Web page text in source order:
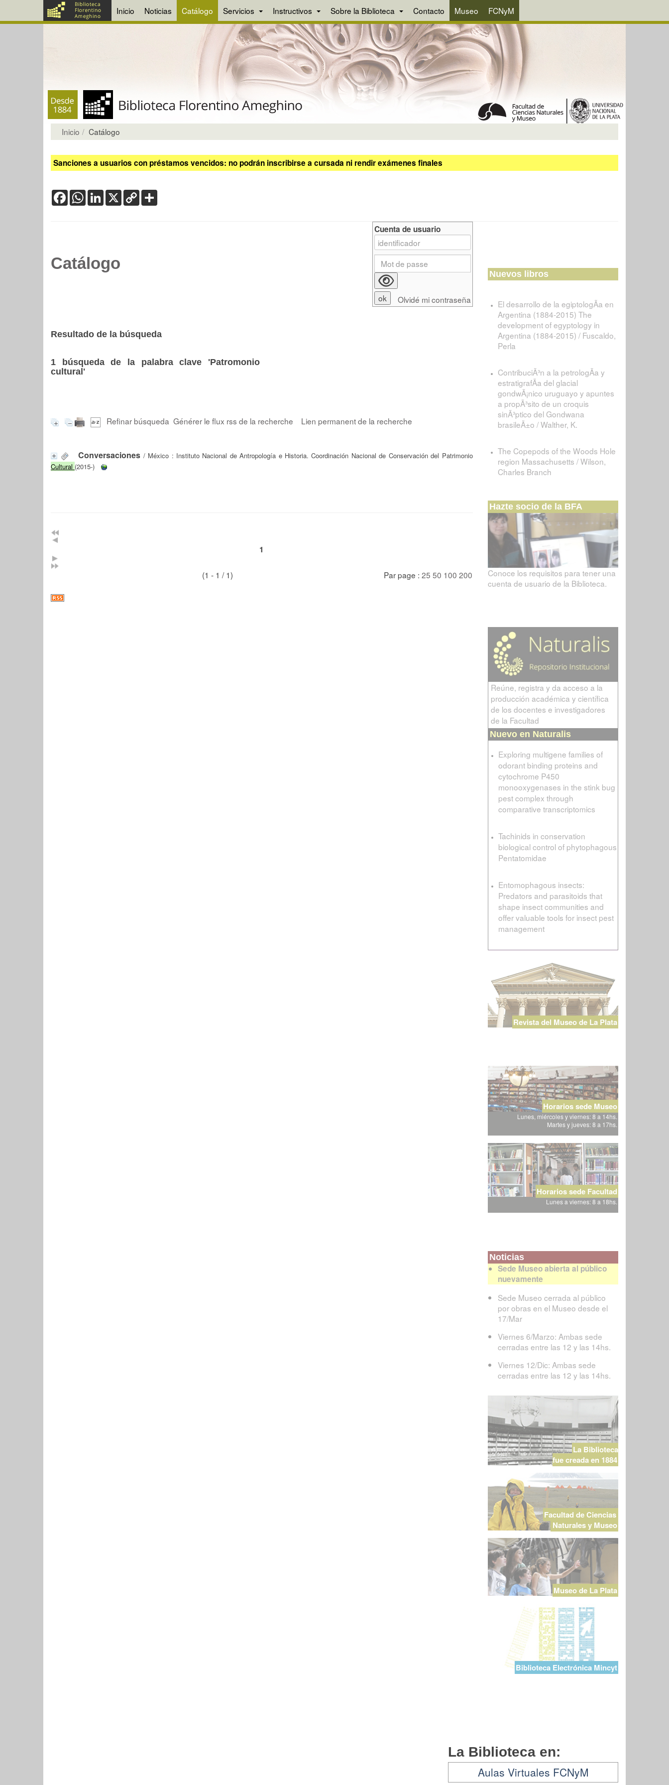
Inicio Noticias Catálogo Servicios Instructivos Sobre la Biblioteca Contacto Museo FCNyM
Inicio Catálogo
Sanciones a usuarios con préstamos vencidos: no podrán inscribirse a cursada ni rendir exámenes finales
FacebookWhatsApp
LinkedIn
X Copy
Link
Catálogo
Resultado de la búsqueda
1 búsqueda de la palabra clave 'Patromonio
cultural'
Refinar búsqueda Générer le flux rss de la recherche Lien permanent de la recherche
Conversaciones / México : Instituto Nacional de Antropología e Historia. Coordinación Nacional de Conservación del Patrimonio
Cultural (2015-)
1
(1 - 1 / 1) Par page : 25 50 100 200
Cuenta de usuario
Olvidé mi contraseña
Nuevos libros
El desarrollo de la egiptologÃ­a en
Argentina (1884-2015) The
development of egyptology in
Argentina (1884-2015) / Fuscaldo,
Perla
ContribuciÃ³n a la petrologÃ­a y
estratigrafÃ­a del glacial
gondwÃ¡nico uruguayo y apuntes
a propÃ³sito de un croquis
sinÃ³ptico del Gondwana
brasileÃ±o / Walther, K.
The Copepods of the Woods Hole
region Massachusetts / Wilson,
Charles Branch
Hazte socio de la BFA
Conoce los requisitos para tener una
cuenta de usuario de la Biblioteca.
Reúne, registra y da acceso a la
producción académica y científica
de los docentes e investigadores
de la Facultad
Nuevo en Naturalis
Exploring multigene families of
odorant binding proteins and
cytochrome P450
monooxygenases in the stink bug
pest complex through
comparative transcriptomics
Tachinids in conservation
biological control of phytophagous
Pentatomidae
Entomophagous insects:
Predators and parasitoids that
shape insect communities and
offer valuable tools for insect pest
management
Revista del Museo de La Plata
Horarios sede Museo
Lunes, miércoles y viernes: 8 a 14hs.
Martes y jueves: 8 a 17hs.
Horarios sede Facultad
Lunes a viernes: 8 a 18hs.
Noticias
Sede Museo abierta al público
nuevamente
Sede Museo cerrada al público
por obras en el Museo desde el
17/Mar
Viernes 6/Marzo: Ambas sede
cerradas entre las 12 y las 14hs.
Viernes 12/Dic: Ambas sede
cerradas entre las 12 y las 14hs.
La Biblioteca
fue creada en 1884
Facultad de Ciencias
Naturales y Museo
Museo de La Plata
Biblioteca Electrónica Mincyt
La Biblioteca en:
Aulas Virtuales FCNyM